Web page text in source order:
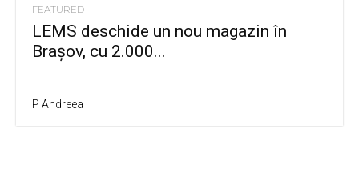
FEATURED
LEMS deschide un nou magazin în
Brașov, cu 2.000...
P Andreea